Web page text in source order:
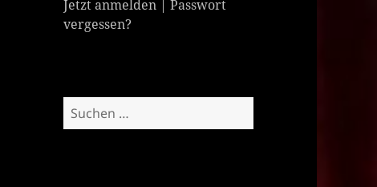
Jetzt anmelden |Passwort
vergessen?
Suchen
nach: